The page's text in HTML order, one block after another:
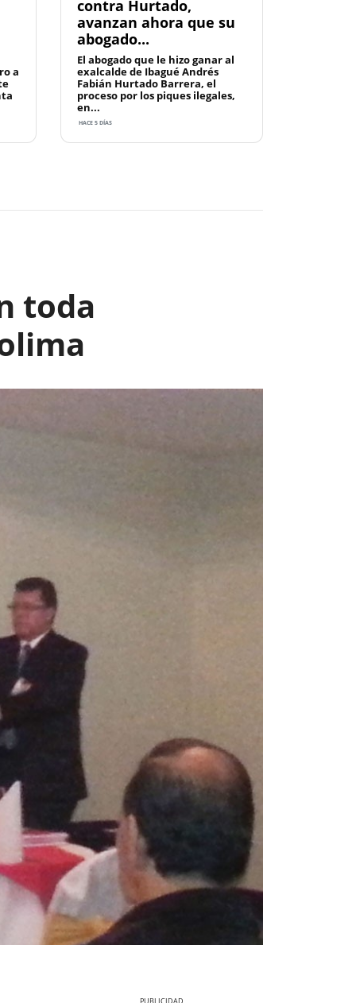
a
contra Hurtado,
avanzan ahora que su
abogado...
El abogado que le hizo ganar al
exalcalde de Ibagué Andrés
Fabián Hurtado Barrera, el
proceso por los piques ilegales,
en...
HACE 5 DÍAS
toda